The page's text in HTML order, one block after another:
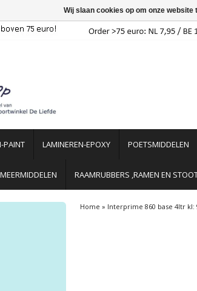
PAINT LAMINEREN-EPOXY POETSMIDDELEN
RAAMRUBBERS ,RAMEN EN
Home » Interprime 860 base 4ltr kl:
Wij slaan cookies op om onze